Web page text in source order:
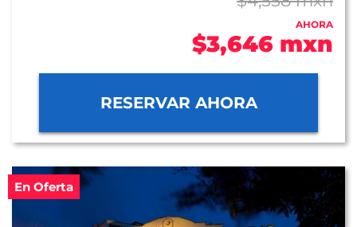
AHORA
$3,646 mxn
RESERVAR AHORA
En Oferta